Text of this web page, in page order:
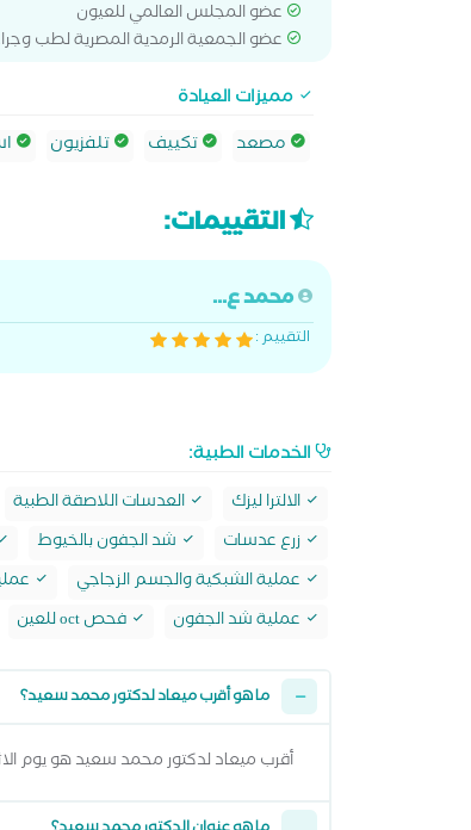
عضو المجلس العالمي للعيون
عضو الجمعية الرمدية المصرية لطب
مميزات العيادة
مصعد
تكييف تلفزيون
التقييمات:
محمد ع...
التقييم :
الخدمات الطبية:
الالترا ليزك العدسات اللاصقة الطبية
زرع عدسات
شد الجفون بالخيوط
عملية الشبكية والجسم الزجاجي
عملية شد الجفون
فحص oct للعين
ما هو أقرب ميعاد لدكتور محمد سعيد؟
أقرب ميعاد لدكتور محمد سعيد هو يوم الاثنين 10 اغسطس 2026 وتقدر تشوف كل المواعيد المتاحة من خلال عرض